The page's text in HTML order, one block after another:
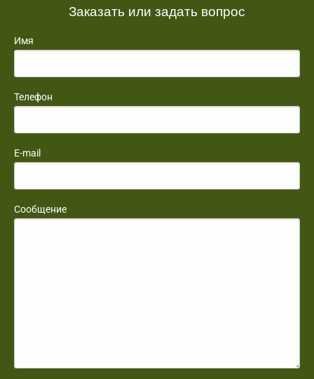
Заказать или задать вопрос
Имя
Телефон
E-mail
Сообщение